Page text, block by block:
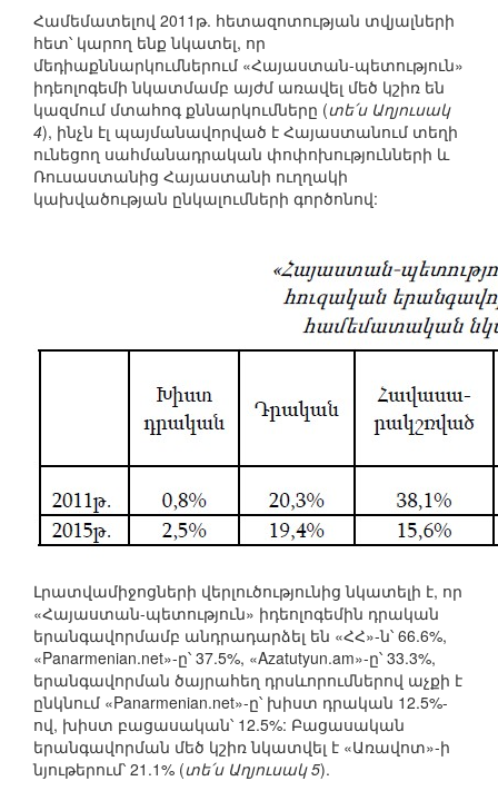
Համեմատելով 2011թ. հետազոտության տվյալների
հետ՝ կարող ենք նկատել, որ
մեդիաքննարկումներում «Հայաստան-պետություն»
իդեոլոգեմի նկատմամբ այժմ առավել մեծ կշիռ են
կազմում մտահոգ քննարկումները (տե՛ս Աղյուսակ
4), ինչն էլ պայմանավորված է Հայաստանում տեղի
ունեցող սահմանադրական փոփոխությունների և
Ռուսաստանից Հայաստանի ուղղակի
կախվածության ընկալումների գործոնով:
Լրատվամիջոցների վերլուծությունից նկատելի է, որ
«Հայաստան-պետություն» իդեոլոգեմին դրական
երանգավորմամբ անդրադարձել են «ՀՀ»-ն՝ 66.6%,
«Panarmenian.net»-ը՝ 37.5%, «Azatutyun.am»-ը՝ 33.3%,
երանգավորման ծայրահեղ դրսևորումներով աչքի է
ընկնում «Panarmenian.net»-ը՝ խիստ դրական 12.5%-
ով, խիստ բացասական՝ 12.5%: Բացասական
երանգավորման մեծ կշիռ նկատվել է «Առավոտ»-ի
նյութերում՝ 21.1% (տե՛ս Աղյուսակ 5).